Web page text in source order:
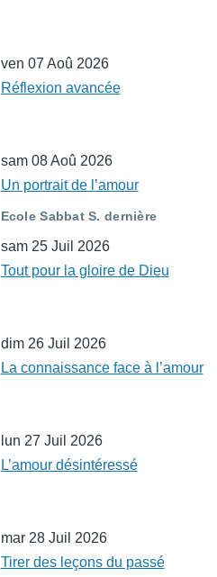
ven 07 Aoû 2026
Réflexion avancée
sam 08 Aoû 2026
Un portrait de l’amour
Ecole Sabbat S. dernière
sam 25 Juil 2026
Tout pour la gloire de Dieu
dim 26 Juil 2026
La connaissance face à l’amour
lun 27 Juil 2026
L’amour désintéressé
mar 28 Juil 2026
Tirer des leçons du passé